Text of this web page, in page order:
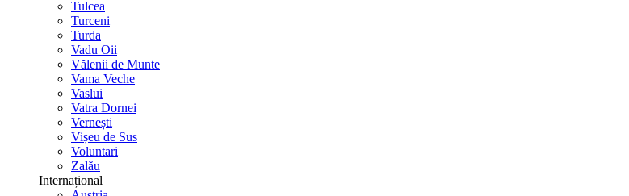
Tulcea
Turceni
Turda
Vadu Oii
Vălenii de Munte
Vama Veche
Vaslui
Vatra Dornei
Vernești
Vișeu de Sus
Voluntari
Zalău
Internațional